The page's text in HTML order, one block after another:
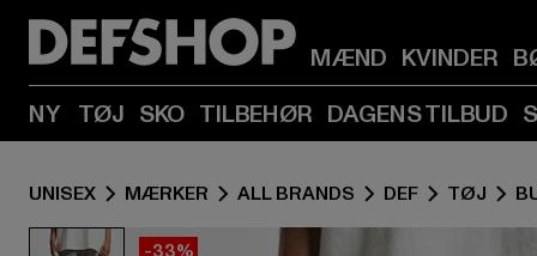
MÆND KVINDER
NY TØJ SKO TILBEHØR DAGENS TILBUD
UNISEX MÆRKER ALL BRANDS DEF TØJ